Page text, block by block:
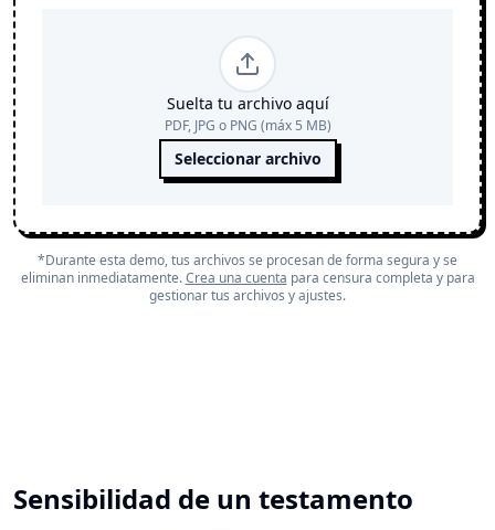
Suelta tu archivo aquí
PDF, JPG o PNG (máx 5 MB)
Seleccionar archivo
*Durante esta demo, tus archivos se procesan de forma segura y se
eliminan inmediatamente. Crea una cuenta para censura completa y para
gestionar tus archivos y ajustes.
Sensibilidad de un testamento